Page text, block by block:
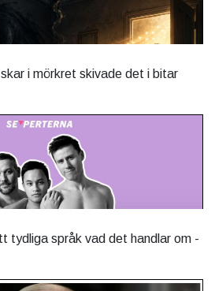
i mörkret skivade det i bitar
tydliga språk vad det handlar om -